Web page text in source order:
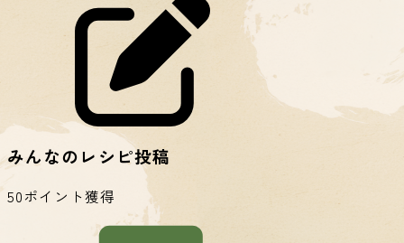
みんなのレシピ投稿
50ポイント獲得